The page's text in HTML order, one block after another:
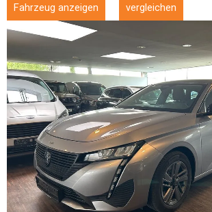
Fahrzeug anzeigen vergleichen